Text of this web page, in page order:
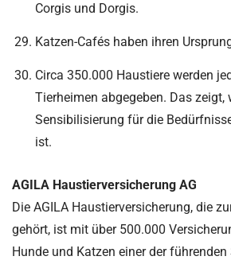
Corgis und Dorgis.
Katzen-Cafés haben ihren
Circa 350.000 Haustiere werden
Tierheimen abgegeben. Das zeigt,
Sensibilisierung für die
ist.
AGILA Haustierversicherung AG
Die AGILA Haustierversicherung, die
gehört, ist mit über 500.000
Hunde und Katzen einer der